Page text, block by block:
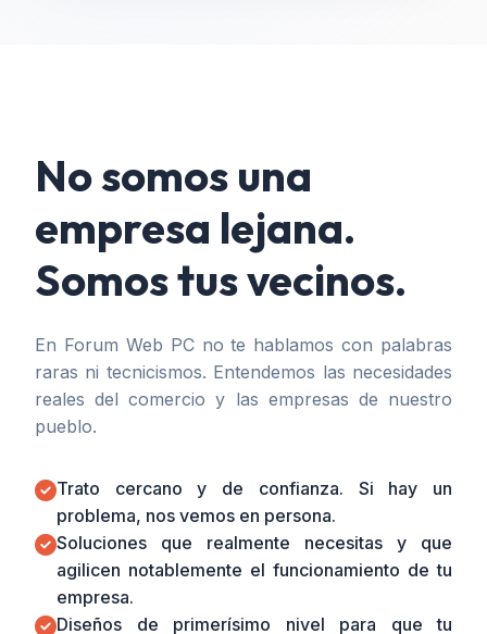
No somos una
empresa lejana.
Somos tus vecinos.
En Forum Web PC no te hablamos con palabras
raras ni tecnicismos. Entendemos las necesidades
reales del comercio y las empresas de nuestro
pueblo.
Trato cercano y de confianza. Si hay un
problema, nos vemos en persona.
Soluciones que realmente necesitas y que
agilicen notablemente el funcionamiento de tu
empresa.
Diseños de primerísimo nivel para que tu